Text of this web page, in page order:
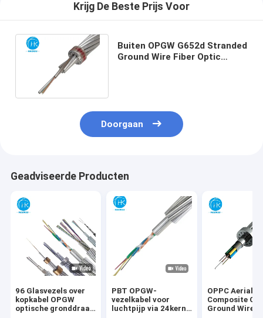
Krijg De Beste Prijs Voor
Buiten OPGW G652d Stranded
Ground Wire Fiber Optic
Doorgaan
Geadviseerde Producten
96 Glasvezels over
kopkabel OPGW
optische gronddraad
PBT OPGW-
vezelkabel voor
luchtpijp via 24kern
OPPC Aerial
Composite
Ground Wire